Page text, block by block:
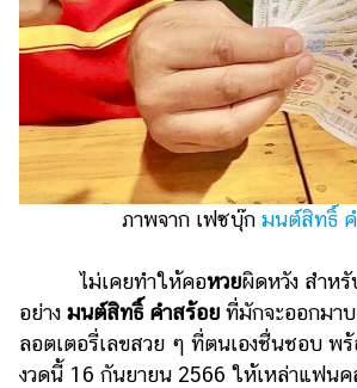
รถยนต์
บ้าน
การ
ตกแต่ง
มือ
ราคา
ทอง
ราคา
น้ำมัน
ภาพจาก เฟซบุ๊ก มนต์สิทธิ์
ไม่เคยทำให้คอหวยผิดหวัง สำห
อย่าง มนต์สิทธิ์ คำสร้อย ที่มักจะออกมา
ลอตเตอรี่เลขสวย ๆ ที่ตนเองชื่นชอบ พ
งวดนี้ 16 กันยายน 2566 ให้เหล่าแฟนค